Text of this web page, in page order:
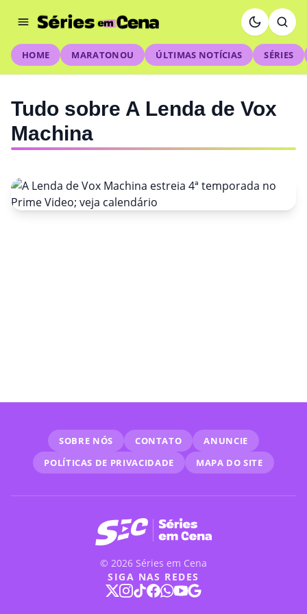
HOME MARATONOU ÚLTIMAS NOTÍCIAS SÉRIES
Tudo sobre A Lenda de Vox
Machina
SOBRE NÓS CONTATO
ANUNCIE
POLÍTICAS DE PRIVACIDADE
MAPA DO SITE
© 2026 Séries em Cena
SIGA NAS REDES